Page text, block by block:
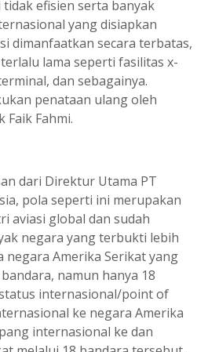
efisien serta banyak
yang disiapkan
dimanfaatkan secara terbatas,
lama seperti fasilitas x-
dan sebagainya.
penataan ulang oleh
Faik Fahmi.
dari Direktur Utama PT
pola seperti ini merupakan
aviasi global dan sudah
negara yang terbukti lebih
Amerika Serikat yang
namun hanya 18
internasional/point of
ke negara Amerika
internasional ke dan